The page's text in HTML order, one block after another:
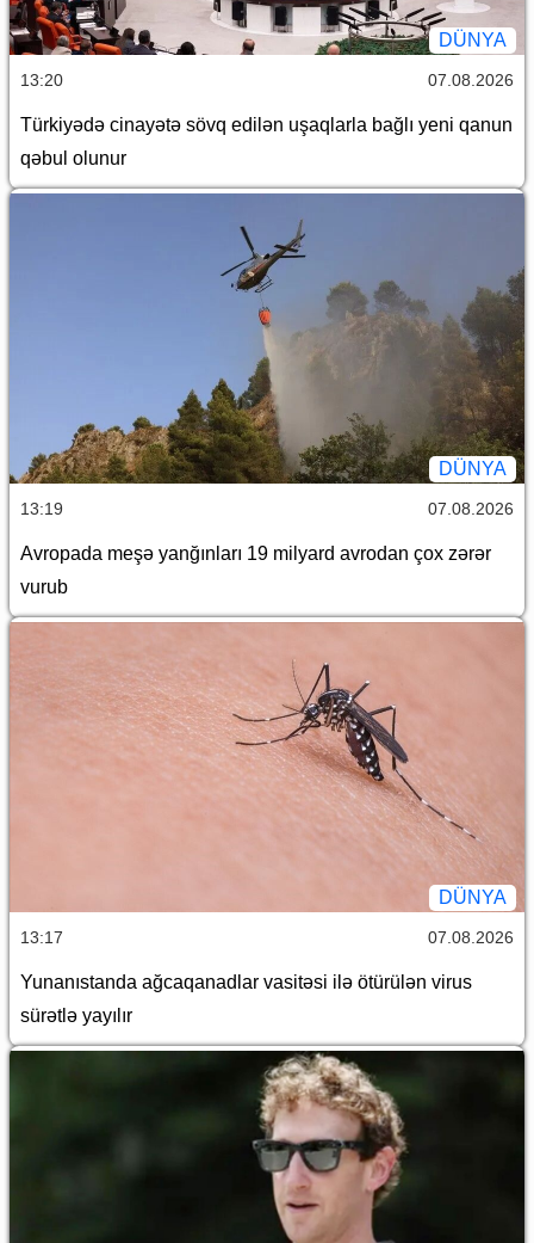
DÜNYA
13:20 07.08.2026
Türkiyədə cinayətə sövq edilən uşaqlarla bağlı yeni qanun
qəbul olunur
DÜNYA
13:19 07.08.2026
Avropada meşə yanğınları 19 milyard avrodan çox zərər
vurub
DÜNYA
13:17 07.08.2026
Yunanıstanda ağcaqanadlar vasitəsi ilə ötürülən virus
sürətlə yayılır